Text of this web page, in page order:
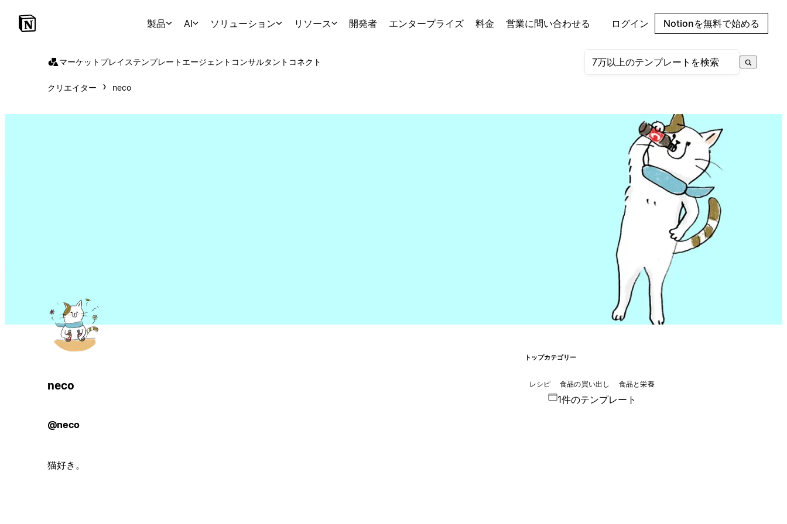
製品 AI ソリューション リソース 開発者 エンタープライズ 料金 営業に問い合わせる ログイン Notionを無料で始める
マーケットプレイステンプレート エージェント コンサルタント コネクト
クリエイター neco
neco
@neco
猫好き。
トップカテゴリー
レシピ 食品の買い出し 食品と栄養
1件のテンプレート